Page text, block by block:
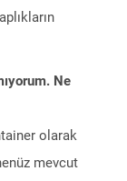
Ne
olarak
mevcut